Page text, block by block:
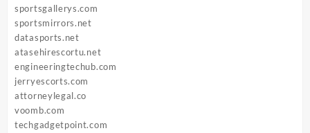
sportsgallerys.com
sportsmirrors.net
datasports.net
atasehirescortu.net
engineeringtechub.com
jerryescorts.com
attorneylegal.co
voomb.com
techgadgetpoint.com